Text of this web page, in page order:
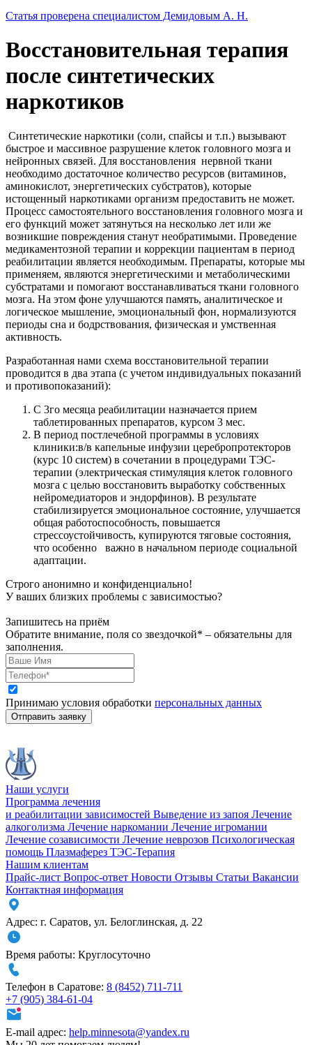
Статья проверена специалистом Демидовым А. Н.
Восстановительная терапия
после синтетических
наркотиков
Синтетические наркотики (соли, спайсы и т.п.) вызывают
быстрое и массивное разрушение клеток головного мозга и
нейронных связей. Для восстановления нервной ткани
необходимо достаточное количество ресурсов (витаминов,
аминокислот, энергетических субстратов), которые
истощенный наркотиками организм предоставить не может.
Процесс самостоятельного восстановления головного мозга и
его функций может затянуться на несколько лет или же
возникшие повреждения станут необратимыми. Проведение
медикаментозной терапии и коррекции пациентам в период
реабилитации является необходимым. Препараты, которые мы
применяем, являются энергетическими и метаболическими
субстратами и помогают восстанавливаться ткани головного
мозга. На этом фоне улучшаются память, аналитическое и
логическое мышление, эмоциональный фон, нормализуются
периоды сна и бодрствования, физическая и умственная
активность.
Разработанная нами схема восстановительной терапии
проводится в два этапа (с учетом индивидуальных показаний
и противопоказаний):
С 3го месяца реабилитации назначается прием
таблетированных препаратов, курсом 3 мес.
В период постлечебной программы в условиях
клиники:в/в капельные инфузии церебропротекторов
(курс 10 систем) в сочетании в процедурами ТЭС-
терапии (электрическая стимуляция клеток головного
мозга с целью восстановить выработку собственных
нейромедиаторов и эндорфинов). В результате
стабилизируется эмоциональное состояние, улучшается
общая работоспособность, повышается
стрессоустойчивость, купируются тяговые состояния,
что особенно важно в начальном периоде социальной
адаптации.
Строго анонимно и конфиденциально!
У ваших близких проблемы с зависимостью?
Запишитесь на приём
Обратите внимание, поля со звездочкой* – обязательны для
заполнения.
Принимаю условия обработки персональных данных
Отправить заявку
Наши услуги
Программа лечения
и реабилитации зависимостей Выведение из запоя Лечение
алкоголизма Лечение наркомании Лечение игромании
Лечение созависимости Лечение неврозов Психологическая
помощь Плазмаферез ТЭС-Терапия
Нашим клиентам
Прайс-лист Вопрос-ответ Новости Отзывы Статьи Вакансии
Контактная информация
Адрес: г. Саратов, ул. Белоглинская, д. 22
Время работы: Круглосуточно
Телефон в Саратове: 8 (8452) 711-711
+7 (905) 384-61-04
E-mail адрес: help.minnesota@yandex.ru